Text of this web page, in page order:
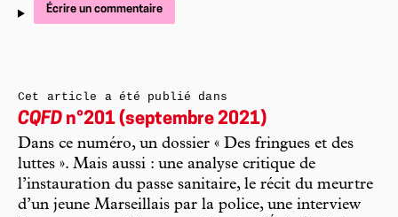
Écrire un commentaire
Cet article a été publié dans
CQFD n°201 (septembre 2021)
Dans ce numéro, un dossier « Des fringues et des
luttes ». Mais aussi : une analyse critique de
l’instauration du passe sanitaire, le récit du meurtre
d’un jeune Marseillais par la police, une interview